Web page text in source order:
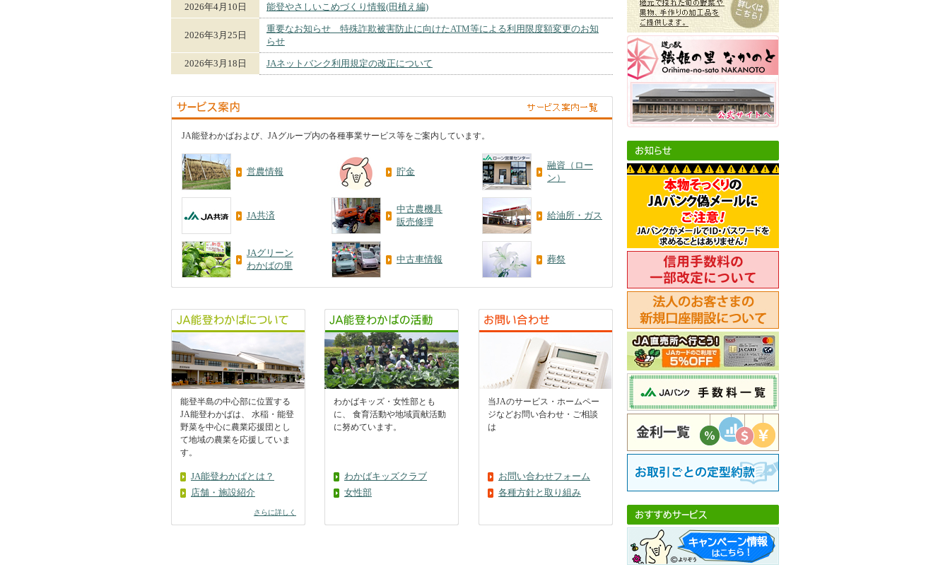
2026年4月10日 能登やさしいこめづくり情報(田植え編)
2026年3月25日
重要なお知らせ 特殊詐欺被害防止に向けたATM等による利用限度額変更のお知
らせ
2026年3月18日 JAネットバンク利用規定の改正について
JA能登わかばおよび、JAグループ内の各種事業サービス等をご案内しています。
営農情報 貯金
融資（ロー
ン）
JA共済
中古農機具
販売修理
給油所・ガス
JAグリーン
わかばの里
中古車情報 葬祭
能登半島の中心部に位置する
JA能登わかばは、 水稲・能登
野菜を中心に農業応援団とし
て地域の農業を応援していま
す。
わかばキッズ・女性部とも
に、 食育活動や地域貢献活動
に努めています。
当JAのサービス・ホームペー
ジなどお問い合わせ・ご相談
は
JA能登わかばとは？
店舗・施設紹介
わかばキッズクラブ
女性部
お問い合わせフォーム
各種方針と取り組み
さらに詳しく